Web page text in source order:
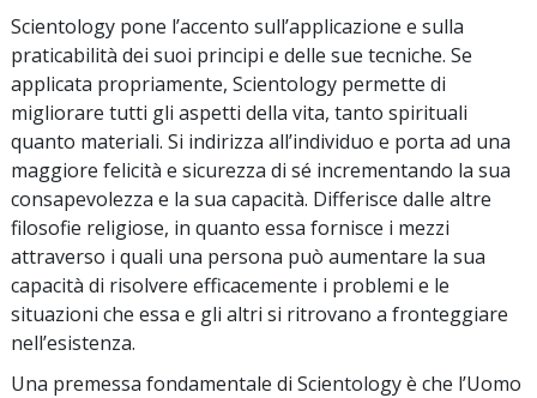
Scientology pone l’accento sull’applicazione e sulla
praticabilità dei suoi principi e delle sue tecniche. Se
applicata propriamente, Scientology permette di
migliorare tutti gli aspetti della vita, tanto spirituali
quanto materiali. Si indirizza all’individuo e porta ad una
maggiore felicità e sicurezza di sé incrementando la sua
consapevolezza e la sua capacità. Differisce dalle altre
filosofie religiose, in quanto essa fornisce i mezzi
attraverso i quali una persona può aumentare la sua
capacità di risolvere efficacemente i problemi e le
situazioni che essa e gli altri si ritrovano a fronteggiare
nell’esistenza.
Una premessa fondamentale di Scientology è che l’Uomo